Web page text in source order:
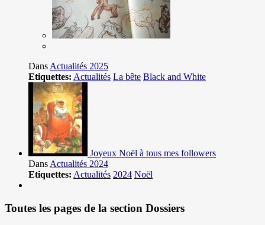
Dans Actualités 2025
Etiquettes: Actualités La bête Black and White
Joyeux Noël à tous mes followers
Dans Actualités 2024
Etiquettes: Actualités 2024 Noël
Toutes les pages de la section Dossiers